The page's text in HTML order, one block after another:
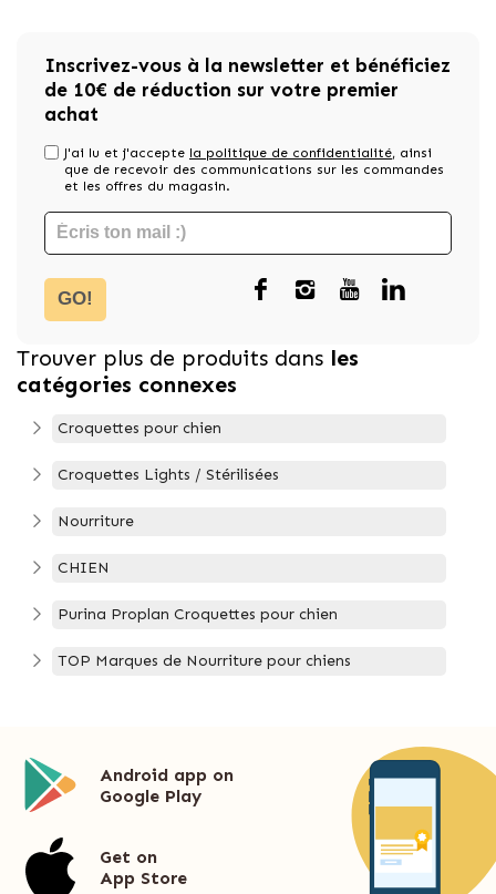
Inscrivez-vous à la newsletter et bénéficiez
de 10€ de réduction sur votre premier
achat
J'ai lu et j'accepte la politique de confidentialité, ainsi
que de recevoir des communications sur les commandes
et les offres du magasin.
GO!
Trouver plus de produits dans les
catégories connexes
Croquettes pour chien
Croquettes Lights / Stérilisées
Nourriture
CHIEN
Purina Proplan Croquettes pour chien
TOP Marques de Nourriture pour chiens
Android app on
Google Play
Get on
App Store